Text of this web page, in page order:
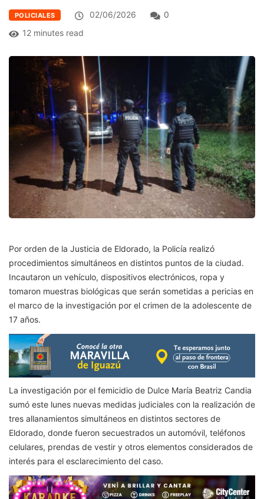
POLICIALES 02/06/2026
0
12 minutes read
Por orden de la Justicia de Eldorado, la Policía realizó
procedimientos simultáneos en distintos puntos de la ciudad.
Incautaron un vehículo, dispositivos electrónicos, ropa y
tomaron muestras biológicas que serán sometidas a pericias en
el marco de la investigación por el crimen de la adolescente de
17 años.
La investigación por el femicidio de Dulce María Beatriz Candia
sumó este lunes nuevas medidas judiciales con la realización de
tres allanamientos simultáneos en distintos sectores de
Eldorado, donde fueron secuestrados un automóvil, teléfonos
celulares, prendas de vestir y otros elementos considerados de
interés para el esclarecimiento del caso.